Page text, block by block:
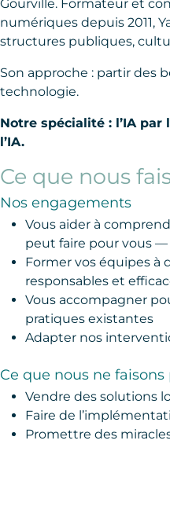
Gourville. Formateur et
numériques depuis 2011,
structures publiques,
Son approche : partir des
technologie.
Notre spécialité : l’IA par
l’IA.
Ce que nous
Nos engagements
Vous aider à
peut faire pour vous —
Former vos équipes à
responsables et
Vous accompagner
pratiques existantes
Adapter nos
Ce que nous ne faisons
Vendre des solutions
Faire de
Promettre des